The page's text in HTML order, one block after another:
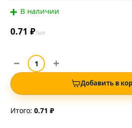
В наличии
0.71 ₽/шт.
Добавить в
Итого: 0.71 ₽